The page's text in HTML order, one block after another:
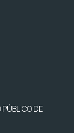
PÚBLICO DE